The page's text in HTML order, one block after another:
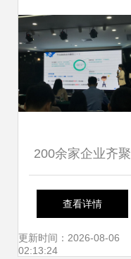
200余家企业齐聚
深圳金服专场宣讲
会，金融信息咨询
查看详情
更新时间：2026-08-06
02:13:24